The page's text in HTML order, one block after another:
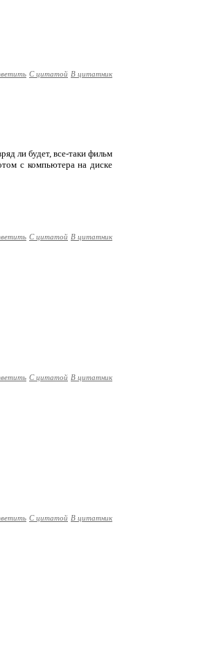
С цитатой В цитатник
ли будет, все-таки фильм
с компьютера на диске
С цитатой В цитатник
С цитатой В цитатник
С цитатой В цитатник